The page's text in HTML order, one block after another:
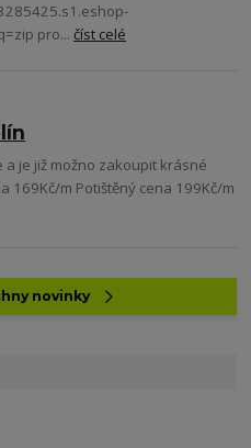
pro...číst celé
je již možno zakoupit krásné
169Kč/m Potištěný cena 199Kč/m
novinky